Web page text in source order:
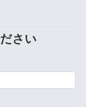
さい